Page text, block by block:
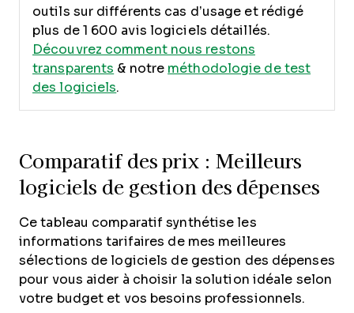
outils sur différents cas d’usage et rédigé
plus de 1 600 avis logiciels détaillés.
Découvrez comment nous restons
transparents & notre méthodologie de test
des logiciels.
Comparatif des prix : Meilleurs
logiciels de gestion des dépenses
Ce tableau comparatif synthétise les
informations tarifaires de mes meilleures
sélections de logiciels de gestion des dépenses
pour vous aider à choisir la solution idéale selon
votre budget et vos besoins professionnels.